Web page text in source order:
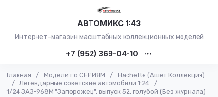
АВТОМИКС 1:43
Интернет-магазин масштабных коллекционных моделей
+7 (952) 369-04-10
Главная / Модели по СЕРИЯМ /
Hachette (Ашет Коллекция)
/
Легендарные советские автомобили 1:24
/
1/24 ЗАЗ-968М "Запорожец", выпуск 52, голубой (Без журнала)